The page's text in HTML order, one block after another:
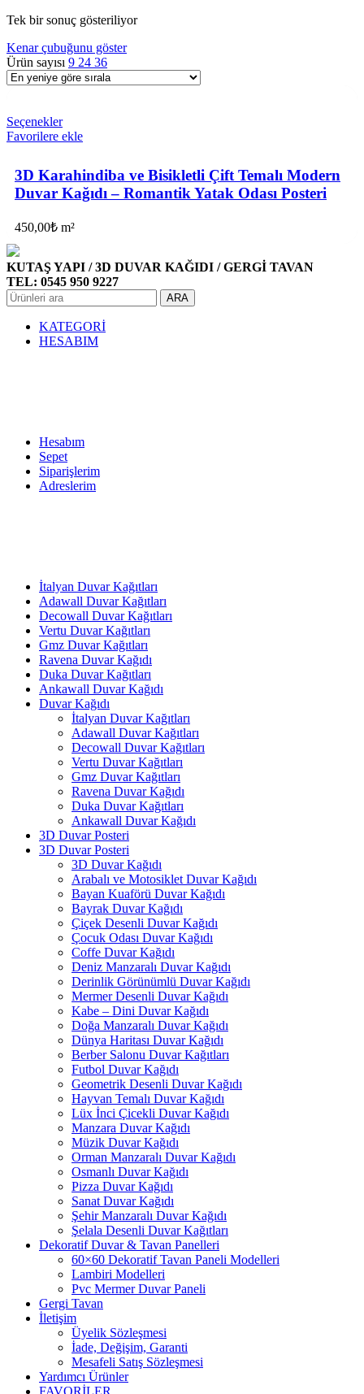
Tek bir sonuç gösteriliyor
Kenar çubuğunu göster
Ürün sayısı 9 24 36
Seçenekler
Favorilere ekle
3D Karahindiba ve Bisikletli Çift Temalı Modern
Duvar Kağıdı – Romantik Yatak Odası Posteri
450,00₺ m²
KUTAŞ YAPI / 3D DUVAR KAĞIDI / GERGİ TAVAN
TEL: 0545 950 9227
ARA
KATEGORİ
HESABIM
Hesabım
Sepet
Siparişlerim
Adreslerim
İtalyan Duvar Kağıtları
Adawall Duvar Kağıtları
Decowall Duvar Kağıtları
Vertu Duvar Kağıtları
Gmz Duvar Kağıtları
Ravena Duvar Kağıdı
Duka Duvar Kağıtları
Ankawall Duvar Kağıdı
Duvar Kağıdı
İtalyan Duvar Kağıtları
Adawall Duvar Kağıtları
Decowall Duvar Kağıtları
Vertu Duvar Kağıtları
Gmz Duvar Kağıtları
Ravena Duvar Kağıdı
Duka Duvar Kağıtları
Ankawall Duvar Kağıdı
3D Duvar Posteri
3D Duvar Posteri
3D Duvar Kağıdı
Arabalı ve Motosiklet Duvar Kağıdı
Bayan Kuaförü Duvar Kağıdı
Bayrak Duvar Kağıdı
Çiçek Desenli Duvar Kağıdı
Çocuk Odası Duvar Kağıdı
Coffe Duvar Kağıdı
Deniz Manzaralı Duvar Kağıdı
Derinlik Görünümlü Duvar Kağıdı
Mermer Desenli Duvar Kağıdı
Kabe – Dini Duvar Kağıdı
Doğa Manzaralı Duvar Kağıdı
Dünya Haritası Duvar Kağıdı
Berber Salonu Duvar Kağıtları
Futbol Duvar Kağıdı
Geometrik Desenli Duvar Kağıdı
Hayvan Temalı Duvar Kağıdı
Lüx İnci Çicekli Duvar Kağıdı
Manzara Duvar Kağıdı
Müzik Duvar Kağıdı
Orman Manzaralı Duvar Kağıdı
Osmanlı Duvar Kağıdı
Pizza Duvar Kağıdı
Sanat Duvar Kağıdı
Şehir Manzaralı Duvar Kağıdı
Şelala Desenli Duvar Kağıtları
Dekoratif Duvar & Tavan Panelleri
60×60 Dekoratif Tavan Paneli Modelleri
Lambiri Modelleri
Pvc Mermer Duvar Paneli
Gergi Tavan
İletişim
Üyelik Sözleşmesi
İade, Değişim, Garanti
Mesafeli Satış Sözleşmesi
Yardımcı Ürünler
FAVORİLER